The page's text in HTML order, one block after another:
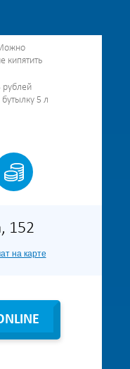
кипятить
рублей
бутылку 5 л
152
на карте